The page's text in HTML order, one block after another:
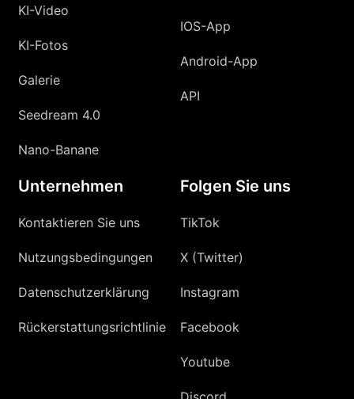
KI-Video
KI-Fotos
Galerie
Seedream 4.0
Nano-Banane
IOS-App
Android-App
API
Unternehmen
Kontaktieren Sie uns
Nutzungsbedingungen
Datenschutzerklärung
Rückerstattungsrichtlinie
Folgen Sie uns
TikTok
X (Twitter)
Instagram
Facebook
Youtube